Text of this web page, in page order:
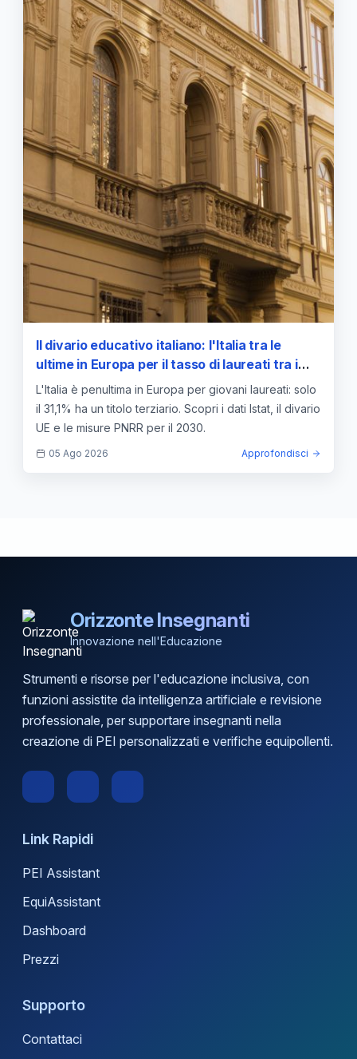
Il divario educativo italiano: l'Italia tra le
ultime in Europa per il tasso di laureati tra i
giovani
L'Italia è penultima in Europa per giovani laureati: solo
il 31,1% ha un titolo terziario. Scopri i dati Istat, il divario
UE e le misure PNRR per il 2030.
05 Ago 2026 Approfondisci
Orizzonte Insegnanti
Innovazione nell'Educazione
Strumenti e risorse per l'educazione inclusiva, con
funzioni assistite da intelligenza artificiale e revisione
professionale, per supportare insegnanti nella
creazione di PEI personalizzati e verifiche equipollenti.
Link Rapidi
PEI Assistant
EquiAssistant
Dashboard
Prezzi
Supporto
Contattaci